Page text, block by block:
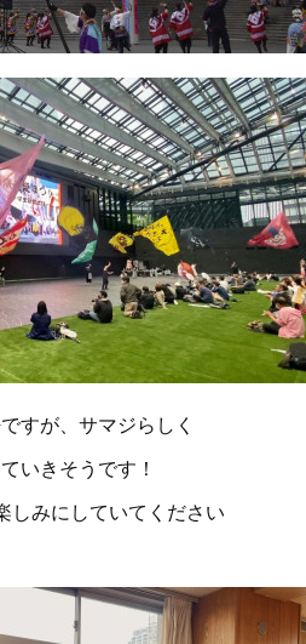
すが、サマジらしく
いきそうです！
しみにしていてください